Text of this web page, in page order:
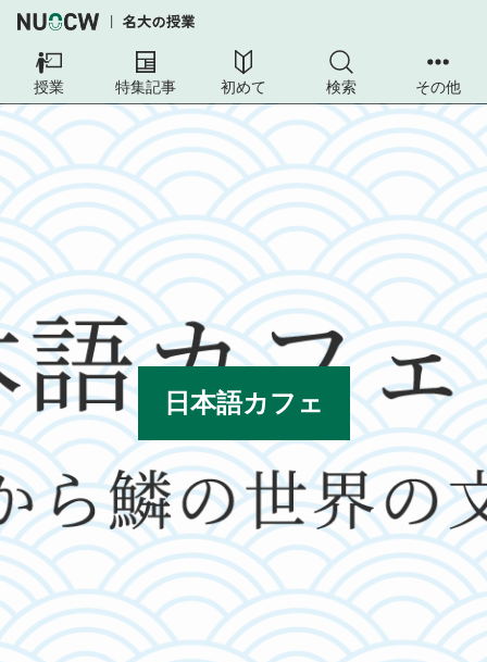
授業 特集記事 初めて 検索 その他
日本語カフェ